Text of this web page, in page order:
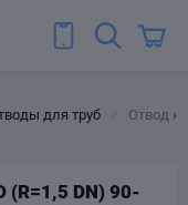
для труб Отвод
(R=1,5 DN) 90-